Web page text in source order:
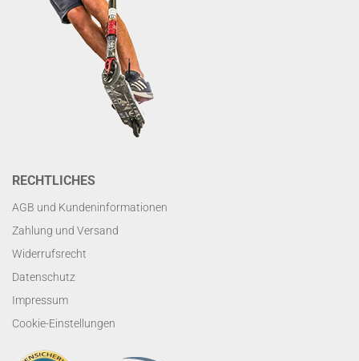
RECHTLICHES
AGB und Kundeninformationen
Zahlung und Versand
Widerrufsrecht
Datenschutz
Impressum
Cookie-Einstellungen